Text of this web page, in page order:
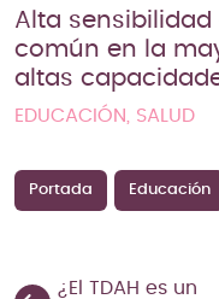
Alta
común en la
altas
EDUCACIÓN, SALUD
Portada Educación
¿El TDAH es un